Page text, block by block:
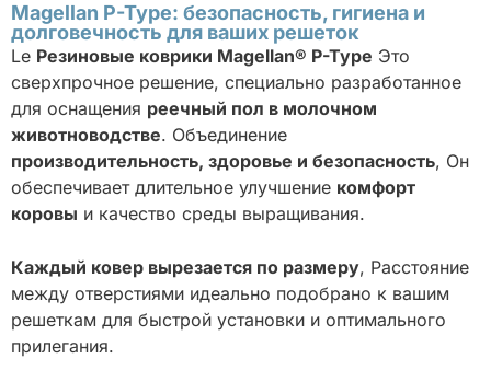
Magellan P-Type: безопасность, гигиена и
долговечность для ваших решеток
Le Резиновые коврики Magellan® P-Type Это
сверхпрочное решение, специально разработанное
для оснащения реечный пол в молочном
животноводстве. Объединение
производительность, здоровье и безопасность, Он
обеспечивает длительное улучшение комфорт
коровы и качество среды выращивания.
Каждый ковер вырезается по размеру, Расстояние
между отверстиями идеально подобрано к вашим
решеткам для быстрой установки и оптимального
прилегания.